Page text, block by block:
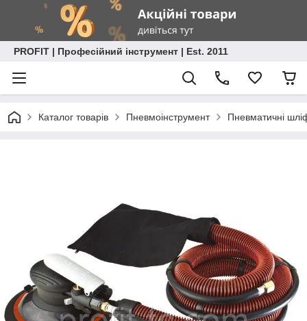
PROFIT | Професійний інструмент | Est. 2011
Каталог товарів Пневмоінструмент Пневматичні